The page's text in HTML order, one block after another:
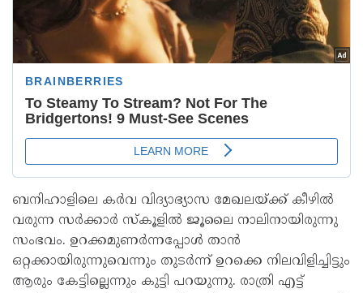
ബനിഹാളിലെ കര്‍വ വിദ്യാഭ്യാസ മേഖലയ്ക്ക് കീഴില്‍
വരുന്ന സര്‍ക്കാര്‍ സ്‌കൂളില്‍ ജൂലൈ നാലിനായിരുന്നു
സംഭവം. ഉറക്കമുണര്‍ന്നപ്പോള്‍ താന്‍
ഒറ്റക്കായിരുന്നുവെന്നും തുടര്‍ന്ന് ഉറക്കെ നിലവിളിച്ചിട്ടും
ആരും കേട്ടില്ലെന്നും കുട്ടി പറയുന്നു. രാത്രി എട്ട്